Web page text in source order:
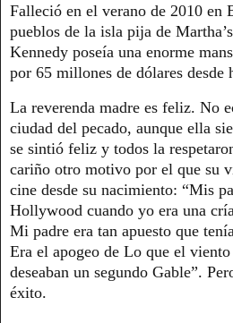
Falleció en el verano de 2010 en
pueblos de la isla pija de
Kennedy poseía una enorme
por 65 millones de dólares desde
La reverenda madre es feliz. No
ciudad del pecado, aunque ella
se sintió feliz y todos la
cariño otro motivo por el que su
cine desde su nacimiento: “Mis
Hollywood cuando yo era una
Mi padre era tan apuesto que
Era el apogeo de Lo que el
deseaban un segundo Gable”.
éxito.